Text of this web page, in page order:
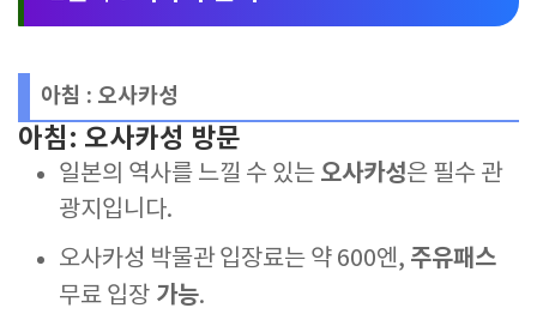
아침 : 오사카성
아침: 오사카성 방문
일본의 역사를 느낄 수 있는 오사카성은 필수 관
광지입니다.
오사카성 박물관 입장료는 약 600엔, 주유패스
무료 입장 가능.